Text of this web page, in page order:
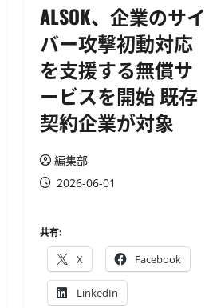
ALSOK、企業のサイ
バー攻撃初動対応
を支援する無償サ
ービスを開始 既存
契約企業が対象
編集部
2026-06-01
共有:
X Facebook
LinkedIn